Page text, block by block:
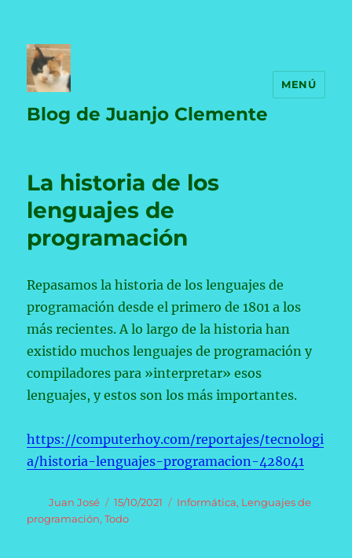
Blog de Juanjo Clemente
MENÚ
La historia de los
lenguajes de
programación
Repasamos la historia de los lenguajes de
programación desde el primero de 1801 a los
más recientes. A lo largo de la historia han
existido muchos lenguajes de programación y
compiladores para »interpretar» esos
lenguajes, y estos son los más importantes.
https://computerhoy.com/reportajes/tecnologi
a/historia-lenguajes-programacion-428041
Autor
Juan José
Publicado
el
15/10/2021 Categorías
Informática, Lenguajes de
programación,Todo